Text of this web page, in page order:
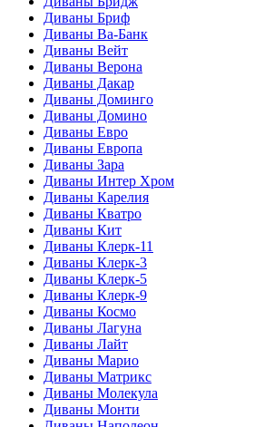
Диваны Бриф
Диваны Ва-Банк
Диваны Вейт
Диваны Верона
Диваны Дакар
Диваны Доминго
Диваны Домино
Диваны Евро
Диваны Европа
Диваны Зара
Диваны Интер Хром
Диваны Карелия
Диваны Кватро
Диваны Кит
Диваны Клерк-11
Диваны Клерк-3
Диваны Клерк-5
Диваны Клерк-9
Диваны Космо
Диваны Лагуна
Диваны Лайт
Диваны Марио
Диваны Матрикс
Диваны Молекула
Диваны Монти